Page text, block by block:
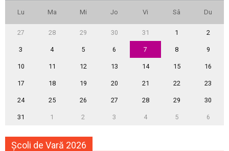
Lu Ma Mi Jo Vi Sâ Du
27 28 29 30 31 1 2
3 4 5 6 7 8 9
10 11 12 13 14 15 16
17 18 19 20 21 22 23
24 25 26 27 28 29 30
31 1 2 3 4 5 6
Școli de Vară 2026